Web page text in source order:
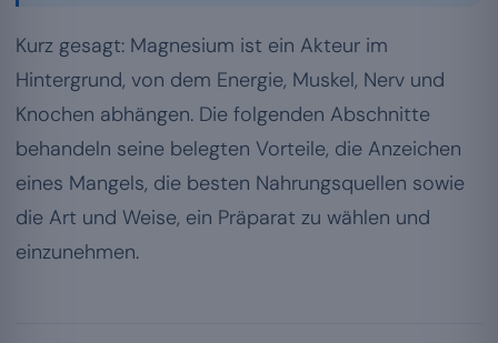
Kurz gesagt: Magnesium ist ein Akteur im
Hintergrund, von dem Energie, Muskel, Nerv und
Knochen abhängen. Die folgenden Abschnitte
behandeln seine belegten Vorteile, die Anzeichen
eines Mangels, die besten Nahrungsquellen sowie
die Art und Weise, ein Präparat zu wählen und
einzunehmen.